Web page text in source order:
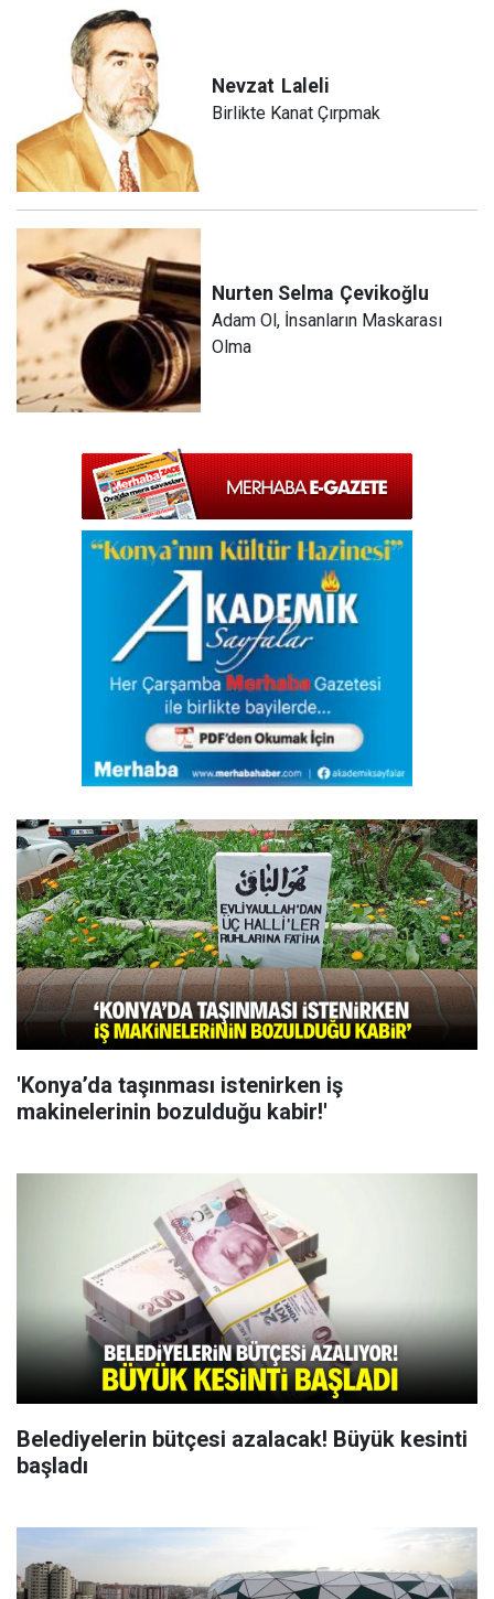
Nevzat Laleli
Birlikte Kanat Çırpmak
Nurten Selma Çevikoğlu
Adam Ol, İnsanların Maskarası
Olma
'Konya’da taşınması istenirken iş
makinelerinin bozulduğu kabir!'
Belediyelerin bütçesi azalacak! Büyük kesinti
başladı